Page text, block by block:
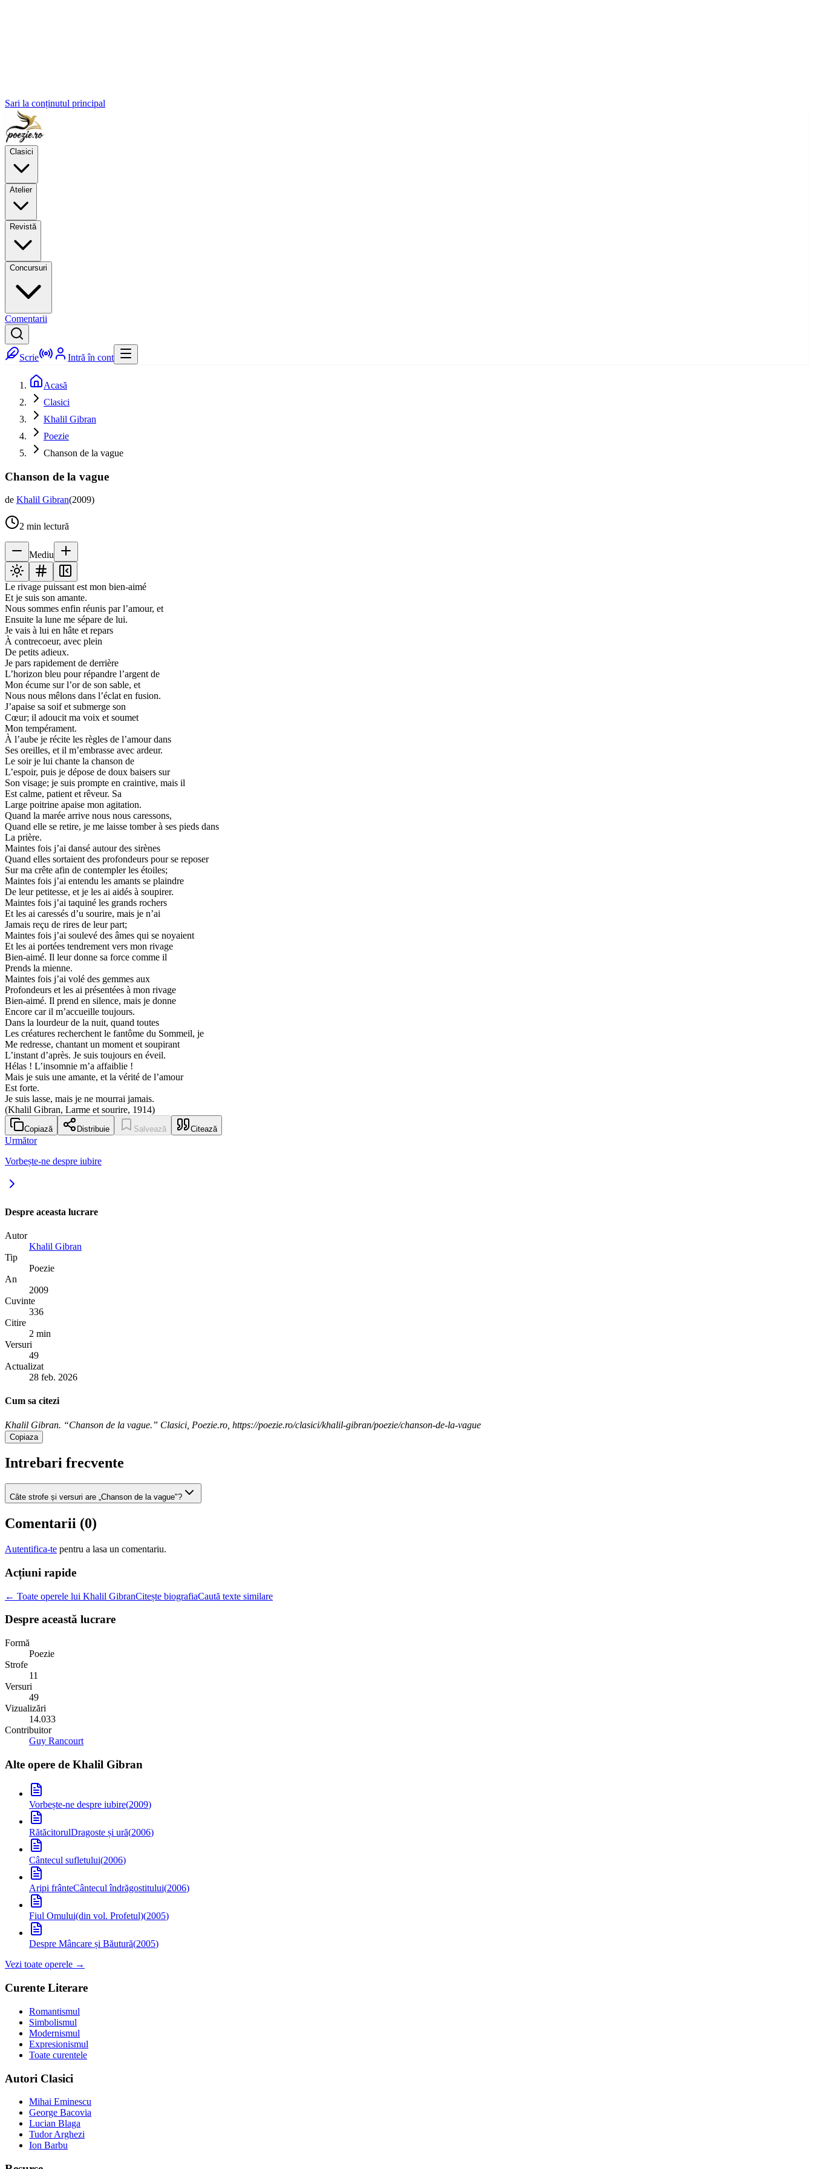
Sari la conținutul principal
Clasici
Atelier
Revistă
Concursuri
Comentarii
Scrie Intră în cont
Acasă
Clasici
Khalil Gibran
Poezie
Chanson de la vague
Chanson de la vague
de Khalil Gibran(2009)
2 min lectură
Mediu
Le rivage puissant est mon bien-aimé
Et je suis son amante.
Nous sommes enfin réunis par l’amour, et
Ensuite la lune me sépare de lui.
Je vais à lui en hâte et repars
À contrecoeur, avec plein
De petits adieux.
Je pars rapidement de derrière
L’horizon bleu pour répandre l’argent de
Mon écume sur l’or de son sable, et
Nous nous mêlons dans l’éclat en fusion.
J’apaise sa soif et submerge son
Cœur; il adoucit ma voix et soumet
Mon tempérament.
À l’aube je récite les règles de l’amour dans
Ses oreilles, et il m’embrasse avec ardeur.
Le soir je lui chante la chanson de
L’espoir, puis je dépose de doux baisers sur
Son visage; je suis prompte en craintive, mais il
Est calme, patient et rêveur. Sa
Large poitrine apaise mon agitation.
Quand la marée arrive nous nous caressons,
Quand elle se retire, je me laisse tomber à ses pieds dans
La prière.
Maintes fois j’ai dansé autour des sirènes
Quand elles sortaient des profondeurs pour se reposer
Sur ma crête afin de contempler les étoiles;
Maintes fois j’ai entendu les amants se plaindre
De leur petitesse, et je les ai aidés à soupirer.
Maintes fois j’ai taquiné les grands rochers
Et les ai caressés d’u sourire, mais je n’ai
Jamais reçu de rires de leur part;
Maintes fois j’ai soulevé des âmes qui se noyaient
Et les ai portées tendrement vers mon rivage
Bien-aimé. Il leur donne sa force comme il
Prends la mienne.
Maintes fois j’ai volé des gemmes aux
Profondeurs et les ai présentées à mon rivage
Bien-aimé. Il prend en silence, mais je donne
Encore car il m’accueille toujours.
Dans la lourdeur de la nuit, quand toutes
Les créatures recherchent le fantôme du Sommeil, je
Me redresse, chantant un moment et soupirant
L’instant d’après. Je suis toujours en éveil.
Hélas ! L’insomnie m’a affaiblie !
Mais je suis une amante, et la vérité de l’amour
Est forte.
Je suis lasse, mais je ne mourrai jamais.
(Khalil Gibran, Larme et sourire, 1914)
Copiază Distribuie Salvează Citează
Următor
Vorbește-ne despre iubire
Despre aceasta lucrare
Autor
Khalil Gibran
Tip
Poezie
An
2009
Cuvinte
336
Citire
2 min
Versuri
49
Actualizat
28 feb. 2026
Cum sa citezi
Khalil Gibran. “Chanson de la vague.” Clasici, Poezie.ro, https://poezie.ro/clasici/khalil-gibran/poezie/chanson-de-la-vague
Copiaza
Intrebari frecvente
Câte strofe și versuri are „Chanson de la vague"?
Comentarii (0)
Autentifica-te pentru a lasa un comentariu.
Acțiuni rapide
← Toate operele lui Khalil GibranCitește biografiaCaută texte similare
Despre această lucrare
Formă
Poezie
Strofe
11
Versuri
49
Vizualizări
14.033
Contribuitor
Guy Rancourt
Alte opere de Khalil Gibran
Vorbește-ne despre iubire(2009)
RătăcitorulDragoste și ură(2006)
Cântecul sufletului(2006)
Aripi frânteCântecul îndrăgostitului(2006)
Fiul Omului(din vol. Profetul)(2005)
Despre Mâncare și Băutură(2005)
Vezi toate operele →
Curente Literare
Romantismul
Simbolismul
Modernismul
Expresionismul
Toate curentele
Autori Clasici
Mihai Eminescu
George Bacovia
Lucian Blaga
Tudor Arghezi
Ion Barbu